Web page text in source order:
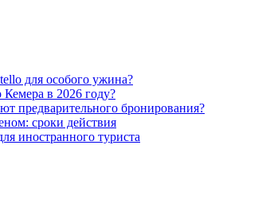
для особого ужина?
в 2026 году?
предварительного бронирования?
сроки действия
иностранного туриста